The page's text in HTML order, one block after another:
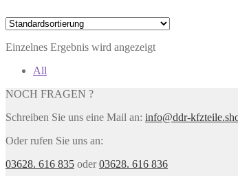
Einzelnes Ergebnis wird angezeigt
All
NOCH FRAGEN ?
Schreiben Sie uns eine Mail an: info@ddr-
Oder rufen Sie uns an:
03628. 616 835 oder03628. 616 836